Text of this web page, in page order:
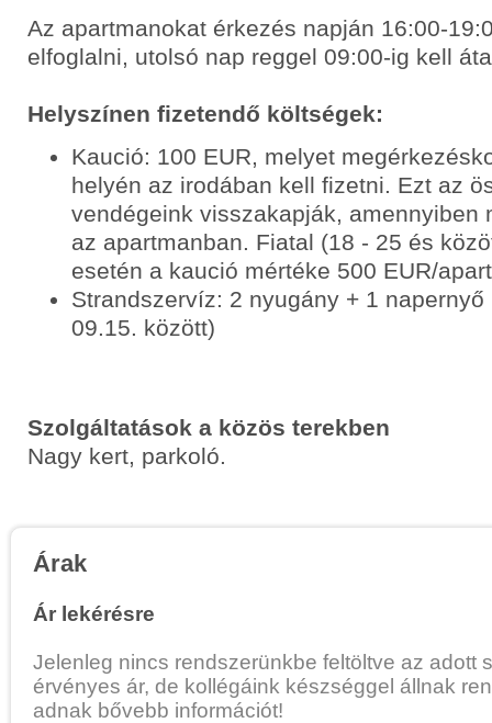
Az apartmanokat érkezés napján 16:00-
elfoglalni, utolsó nap reggel 09:00-ig kell
Helyszínen fizetendő költségek:
Kaució: 100 EUR, melyet
helyén az irodában kell fizetni. Ezt az
vendégeink visszakapják, amennyiben
az apartmanban. Fiatal (18 - 25 és
esetén a kaució mértéke 500 EUR/
Strandszervíz: 2 nyugány + 1
09.15. között)
Szolgáltatások a közös terekben
Nagy kert, parkoló.
Árak
Ár lekérésre
Jelenleg nincs rendszerünkbe feltöltve az adott
érvényes ár, de kollégáink készséggel állnak
adnak bővebb információt!